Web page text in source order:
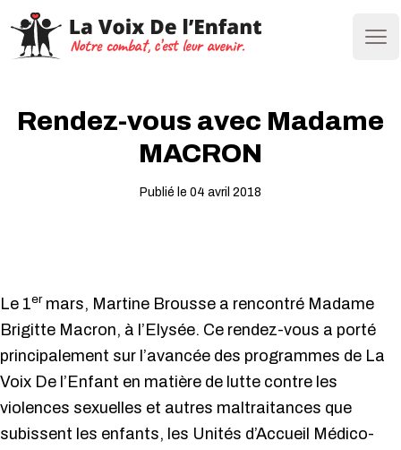
Rendez-vous avec Madame
MACRON
Publié le 04 avril 2018
Le 1er mars, Martine Brousse a rencontré Madame
Brigitte Macron, à l’Elysée. Ce rendez-vous a porté
principalement sur l’avancée des programmes de La
Voix De l’Enfant en matière de lutte contre les
violences sexuelles et autres maltraitances que
subissent les enfants, les Unités d’Accueil Médico-